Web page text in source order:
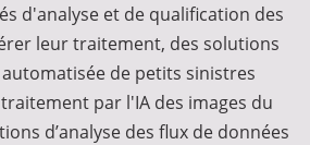
d'analyse et de qualification des
leur traitement, des solutions
de petits sinistres
par l'IA des images du
d’analyse des flux de données